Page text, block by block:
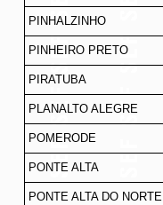
PINHALZINHO
PINHEIRO PRETO
PIRATUBA
PLANALTO ALEGRE
POMERODE
PONTE ALTA
PONTE ALTA DO NORTE